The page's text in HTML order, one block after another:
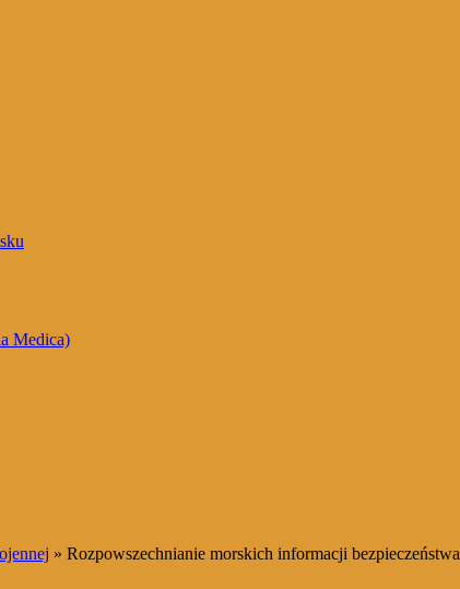
Medica)
» Rozpowszechnianie morskich informacji bezpieczeństwa